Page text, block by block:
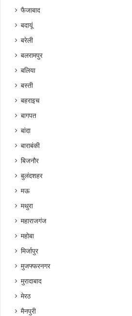
फैजाबाद
बदायूं
बरेली
बलरामपुर
बलिया
बस्ती
बहराइच
बागपत
बांदा
बाराबंकी
बिजनौर
बुलंदशहर
मऊ
मथुरा
महाराजगंज
महोबा
मिर्जापुर
मुजफ्फरनगर
मुरादाबाद
मेरठ
मैनपुरी